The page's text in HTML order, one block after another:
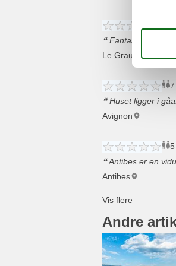
Fantastisk
Le Grau du Roi
7
Huset ligger i
Avignon
5
Antibes er en
Antibes
Andre